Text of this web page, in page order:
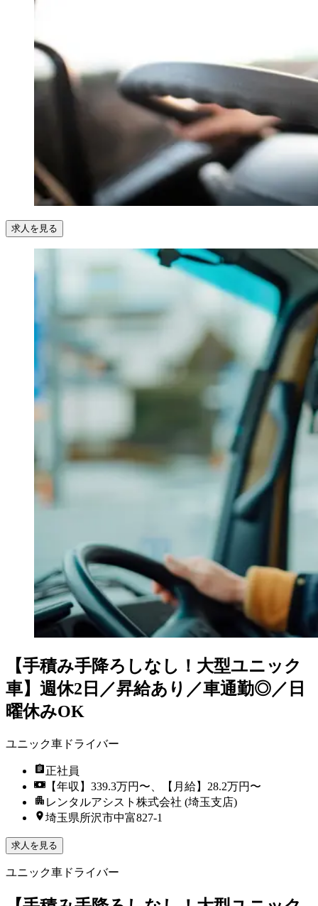
求人を見る
【手積み手降ろしなし！大型ユニック
車】週休2日／昇給あり／車通勤◎／日
曜休みOK
ユニック車ドライバー
正社員
【年収】339.3万円〜、【月給】28.2万円〜
レンタルアシスト株式会社 (埼玉支店)
埼玉県所沢市中富827-1
求人を見る
ユニック車ドライバー